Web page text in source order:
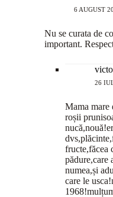
6 AUGUST
Nu se curata de
important.
26
Mama mare
roșii
fructe,făcea
pădure,care
numea,și
care le